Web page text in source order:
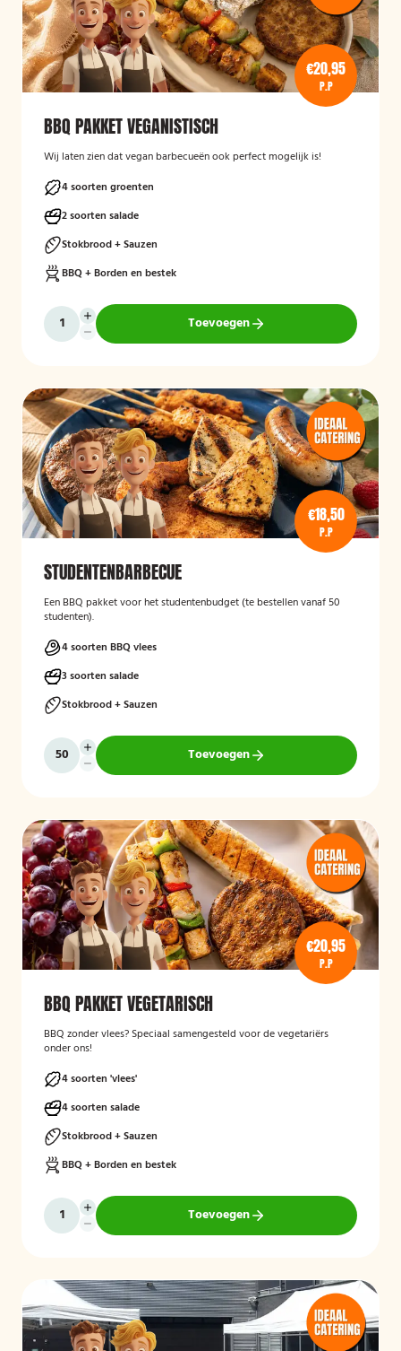
€20,95
P.P
BBQ PAKKET VEGANISTISCH
Wij laten zien dat vegan barbecueën ook perfect mogelijk is!
4 soorten groenten
2 soorten salade
Stokbrood + Sauzen
BBQ + Borden en bestek
Toevoegen
€18,50
P.P
STUDENTENBARBECUE
Een BBQ pakket voor het studentenbudget (te bestellen vanaf 50
studenten).
4 soorten BBQ vlees
3 soorten salade
Stokbrood + Sauzen
Toevoegen
€20,95
P.P
BBQ PAKKET VEGETARISCH
BBQ zonder vlees? Speciaal samengesteld voor de vegetariërs
onder ons!
4 soorten 'vlees'
4 soorten salade
Stokbrood + Sauzen
BBQ + Borden en bestek
Toevoegen